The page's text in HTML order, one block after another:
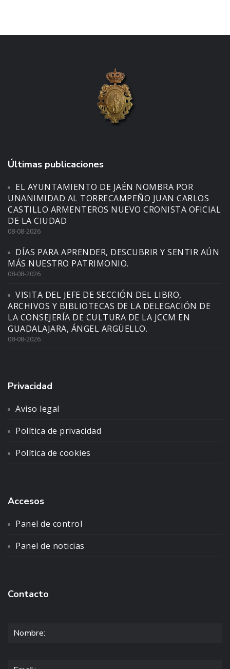
Últimas publicaciones
EL AYUNTAMIENTO DE JAÉN NOMBRA POR
UNANIMIDAD AL TORRECAMPEÑO JUAN CARLOS
CASTILLO ARMENTEROS NUEVO CRONISTA OFICIAL
DE LA CIUDAD
08-08-2026
DÍAS PARA APRENDER, DESCUBRIR Y SENTIR AÚN
MÁS NUESTRO PATRIMONIO.
08-08-2026
VISITA DEL JEFE DE SECCIÓN DEL LIBRO,
ARCHIVOS Y BIBLIOTECAS DE LA DELEGACIÓN DE
LA CONSEJERÍA DE CULTURA DE LA JCCM EN
GUADALAJARA, ÁNGEL ARGÜELLO.
08-08-2026
Privacidad
Aviso legal
Política de privacidad
Política de cookies
Accesos
Panel de control
Panel de noticias
Contacto